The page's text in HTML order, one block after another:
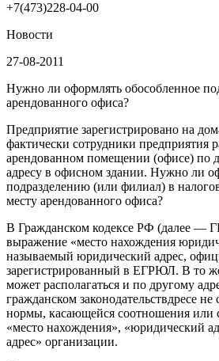
+7(473)228-04-00
Новости
27-08-2011
Нужно ли оформлять обособленное
арендованного офиса?
Предприятие зарегистрировано на
фактически сотрудники предприятия
арендованном помещении (офисе) по
адресу в офисном здании. Нужно ли
подразделению (или филиал) в
месту арендованного офиса?
В Гражданском кодексе РФ (далее —
выражение «место нахождения
называемый юридический адрес,
зарегистрированный в ЕГРЮЛ. В то
может располагаться и по другому
гражданском законодательствдресе
нормы, касающейся соотношения или
«место нахождения», «юридический
адрес» организации.